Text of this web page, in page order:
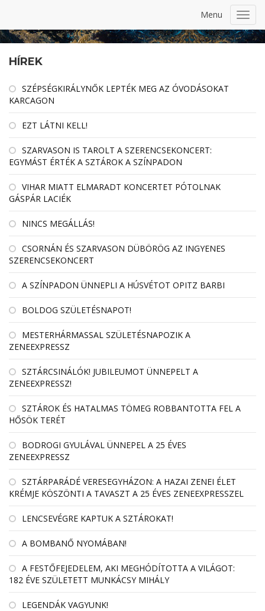
Menu
HÍREK
SZÉPSÉGKIRÁLYNŐK LEPTÉK MEG AZ ÓVODÁSOKAT
KARCAGON
EZT LÁTNI KELL!
SZARVASON IS TAROLT A SZERENCSEKONCERT:
EGYMÁST ÉRTÉK A SZTÁROK A SZÍNPADON
VIHAR MIATT ELMARADT KONCERTET PÓTOLNAK
GÁSPÁR LACIÉK
NINCS MEGÁLLÁS!
CSORNÁN ÉS SZARVASON DÜBÖRÖG AZ INGYENES
SZERENCSEKONCERT
A SZÍNPADON ÜNNEPLI A HÚSVÉTOT OPITZ BARBI
BOLDOG SZÜLETÉSNAPOT!
MESTERHÁRMASSAL SZÜLETÉSNAPOZIK A
ZENEEXPRESSZ
SZTÁRCSINÁLÓK! JUBILEUMOT ÜNNEPELT A
ZENEEXPRESSZ!
SZTÁROK ÉS HATALMAS TÖMEG ROBBANTOTTA FEL A
HŐSÖK TERÉT
BODROGI GYULÁVAL ÜNNEPEL A 25 ÉVES
ZENEEXPRESSZ
SZTÁRPARÁDÉ VERESEGYHÁZON: A HAZAI ZENEI ÉLET
KRÉMJE KÖSZÖNTI A TAVASZT A 25 ÉVES ZENEEXPRESSZEL
LENCSEVÉGRE KAPTUK A SZTÁROKAT!
A BOMBANŐ NYOMÁBAN!
A FESTŐFEJEDELEM, AKI MEGHÓDÍTOTTA A VILÁGOT:
182 ÉVE SZÜLETETT MUNKÁCSY MIHÁLY
LEGENDÁK VAGYUNK!